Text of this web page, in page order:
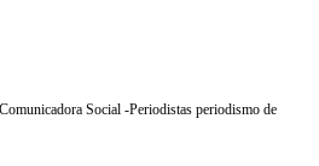
Social -Periodistas periodismo de